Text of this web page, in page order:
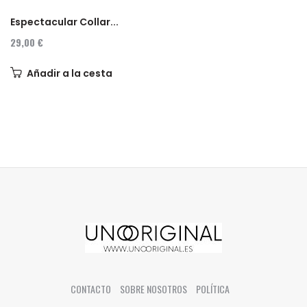
Espectacular Collar...
29,00 €
Añadir a la cesta
CONTACTO SOBRE NOSOTROS POLÍTICA